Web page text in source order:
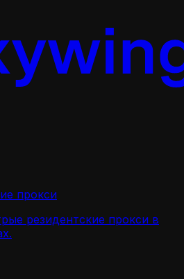
прокси
резидентские прокси в